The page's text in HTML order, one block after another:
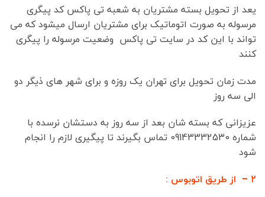
یعد از تحویل بسته مشتریان به شعبه تی پاکس کد پیگری
مرسوله به صورت اتوماتیک برای مشتریان ارسال میشود که می
تواند با این کد در سایت تی پاکس وضعیت مرسوله را پیگری
کنند
مدت زمان تحویل برای تهران یک روزه و برای شهر های ذیگر دو
الی سه روز
عزیزانی که بسته شان بعد از سه روز به دستشان نرسده با
شماره 09143332530 تماس بگیرند تا پیگیری لازم را انجام
شود
2 – از طریق اتوبوس :